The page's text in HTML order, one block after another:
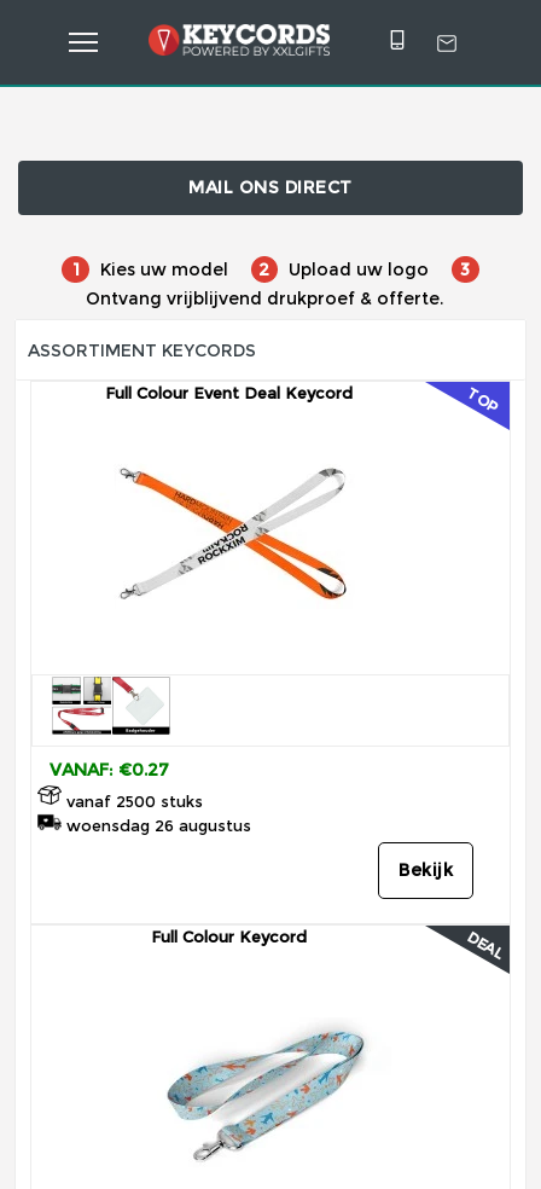
MAIL ONS DIRECT
1 Kies uw model 2 Upload uw logo
3
Ontvang vrijblijvend drukproef & offerte.
ASSORTIMENT KEYCORDS
TOP
Full Colour Event Deal Keycord
VANAF: €0.27
vanaf 2500 stuks
woensdag 26 augustus
Bekijk
DEAL
Full Colour Keycord